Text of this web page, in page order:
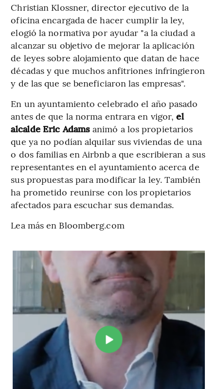
Christian Klossner, director ejecutivo de la
oficina encargada de hacer cumplir la ley,
elogió la normativa por ayudar "a la ciudad a
alcanzar su objetivo de mejorar la aplicación
de leyes sobre alojamiento que datan de hace
décadas y que muchos anfitriones infringieron
y de las que se beneficiaron las empresas".
En un ayuntamiento celebrado el año pasado
antes de que la norma entrara en vigor,el
alcalde Eric Adams animó a los propietarios
que ya no podían alquilar sus viviendas de una
o dos familias en Airbnb a que escribieran a sus
representantes en el ayuntamiento acerca de
sus propuestas para modificar la ley. También
ha prometido reunirse con los propietarios
afectados para escuchar sus demandas.
Lea más en Bloomberg.com